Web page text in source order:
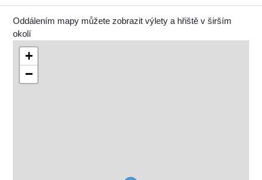
Oddálením mapy můžete zobrazit výlety a hřiště v širším
okolí
+
−